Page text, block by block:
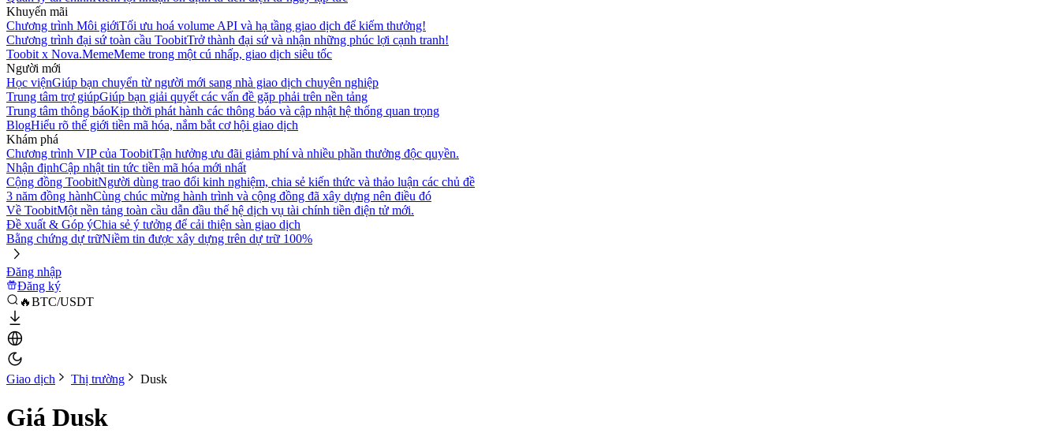
Khuyến mãi
Chương trình Môi giớiTối ưu hoá volume API và hạ tầng giao dịch để kiếm thưởng!
Chương trình đại sứ toàn cầu ToobitTrở thành đại sứ và nhận những phúc lợi cạnh tranh!
Toobit x Nova.MemeMeme trong một cú nhấp, giao dịch siêu tốc
Người mới
Học việnGiúp bạn chuyển từ người mới sang nhà giao dịch chuyên nghiệp
Trung tâm trợ giúpGiúp bạn giải quyết các vấn đề gặp phải trên nền tảng
Trung tâm thông báoKịp thời phát hành các thông báo và cập nhật hệ thống quan trọng
BlogHiểu rõ thế giới tiền mã hóa, nắm bắt cơ hội giao dịch
Khám phá
Chương trình VIP của ToobitTận hưởng ưu đãi giảm phí và nhiều phần thưởng độc quyền.
Nhận địnhCập nhật tin tức tiền mã hóa mới nhất
Cộng đồng ToobitNgười dùng trao đổi kinh nghiệm, chia sẻ kiến thức và thảo luận các chủ đề
3 năm đồng hànhCùng chúc mừng hành trình và cộng đồng đã xây dựng nên điều đó
Về ToobitMột nền tảng toàn cầu dẫn đầu thế hệ dịch vụ tài chính tiền điện tử mới.
Đề xuất & Góp ýChia sẻ ý tưởng để cải thiện sàn giao dịch
Bằng chứng dự trữNiềm tin được xây dựng trên dự trữ 100%
Đăng nhập
Đăng ký
🔥BTC/USDT
Giao dịch Thị trường Dusk
Giá Dusk